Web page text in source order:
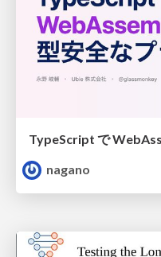
nagano